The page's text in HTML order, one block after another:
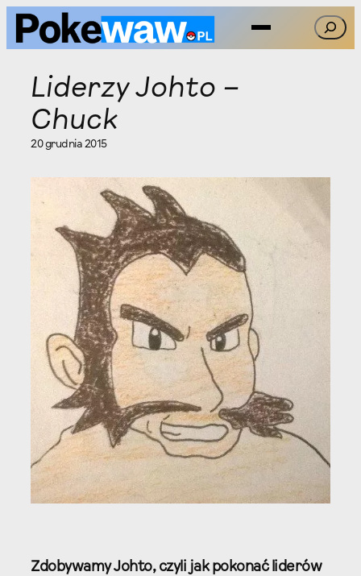
Przejdź
Szukaj
Liderzy Johto –
Chuck
20 grudnia 2015
Zdobywamy Johto, czyli jak pokonać liderów